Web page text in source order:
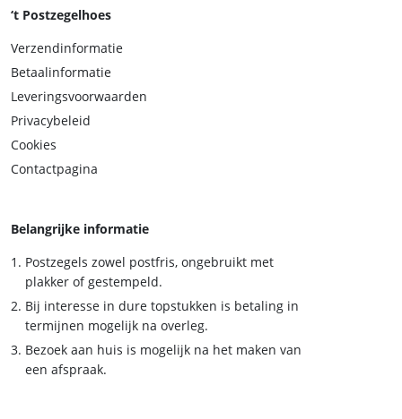
‘t Postzegelhoes
Verzendinformatie
Betaalinformatie
Leveringsvoorwaarden
Privacybeleid
Cookies
Contactpagina
Belangrijke informatie
Postzegels zowel postfris, ongebruikt met
plakker of gestempeld.
Bij interesse in dure topstukken is betaling in
termijnen mogelijk na overleg.
Bezoek aan huis is mogelijk na het maken van
een afspraak.